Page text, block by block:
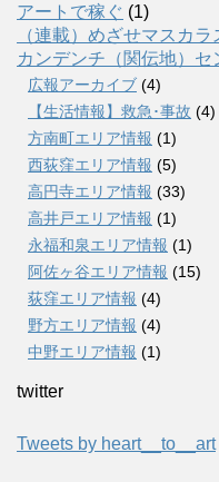
アートで稼ぐ (1)
（連載）めざせマスカラ
カンデンチ（関伝地）セ
広報アーカイブ (4)
【生活情報】救急･事故 (4)
方南町エリア情報 (1)
西荻窪エリア情報 (5)
高円寺エリア情報 (33)
高井戸エリア情報 (1)
永福和泉エリア情報 (1)
阿佐ヶ谷エリア情報 (15)
荻窪エリア情報 (4)
野方エリア情報 (4)
中野エリア情報 (1)
twitter
Tweets by heart__to__art